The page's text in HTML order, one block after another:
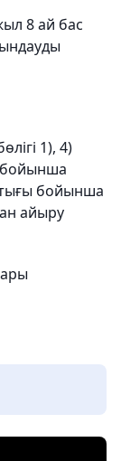
8 ай бас
1), 4)
бойынша
бойынша
айыру